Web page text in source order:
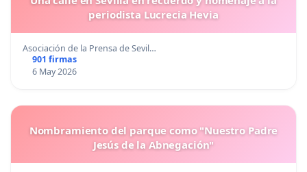
periodista Lucrecia Hevia
Asociación de la Prensa de Sevil…
901 firmas
6 May 2026
Nombramiento del parque como "Nuestro Padre
Jesús de la Abnegación"